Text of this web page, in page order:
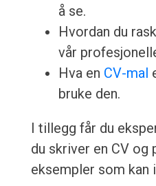
å se.
Hvordan du
vår
Hva en CV-mal
bruke den.
I tillegg får du
du skriver en CV og
eksempler som kan